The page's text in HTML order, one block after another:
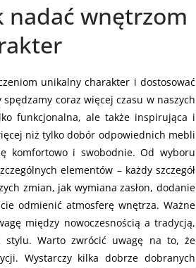
nadać wnętrzom
unikalny charakter i dostosować
coraz więcej czasu w naszych
funkcjonalna, ale także inspirująca i
niż tylko dobór odpowiednich mebli
komfortowo i swobodnie. Od wyboru
elementów – każdy szczegół
zmian, jak wymiana zasłon, dodanie
odmienić atmosferę wnętrza. Ważne
między nowoczesnością a tradycją,
stylu. Warto zwrócić uwagę na to, że
Wystarczy kilka dobrze dobranych